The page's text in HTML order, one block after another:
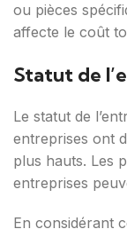
ou pièces
affecte le coût
Statut de
Le statut de
entreprises ont
plus hauts. Les
entreprises
En considérant